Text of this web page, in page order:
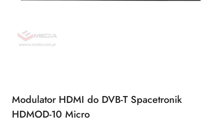
Modulator HDMI do DVB-T Spacetronik
HDMOD-10 Micro